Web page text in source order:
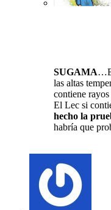
SUGAMA
las altas
contiene
El Lec si
hecho la
habría que